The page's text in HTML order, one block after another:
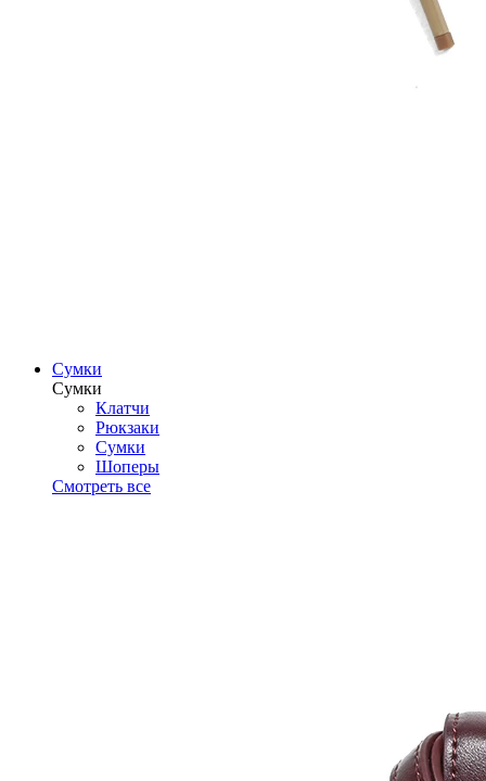
Сумки
Сумки
Клатчи
Рюкзаки
Сумки
Шоперы
Смотреть все